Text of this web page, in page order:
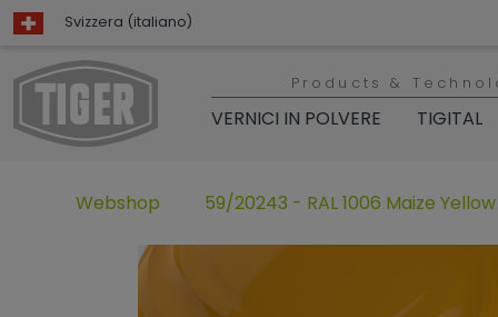
Svizzera (italiano)
Products &
VERNICI IN POLVERE TIGITAL
Webshop 59/20243 - RAL 1006 Maize Yellow